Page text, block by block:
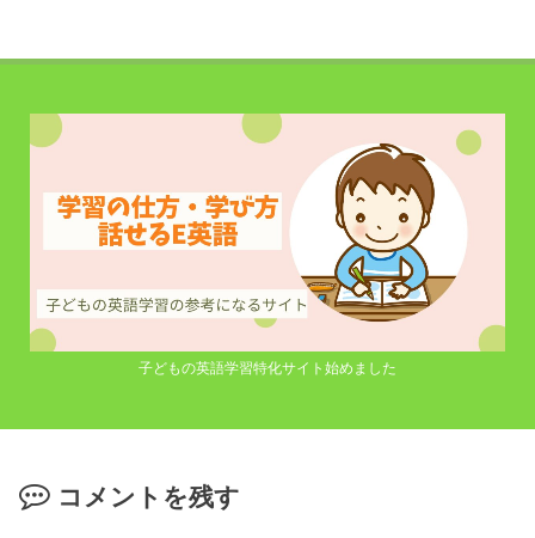
子どもの英語学習特化サイト始めました
コメントを残す